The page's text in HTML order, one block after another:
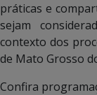
práticas e
sejam
contexto dos
de Mato Grosso
Confira